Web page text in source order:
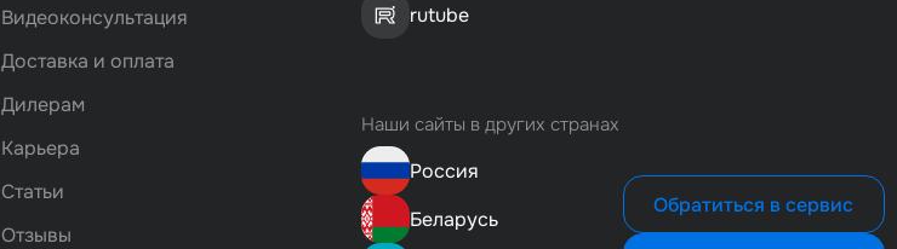
Видеоконсультация
Доставка и оплата
Дилерам
Карьера
Статьи
Отзывы
rutube
Наши сайты в других странах
Россия
Беларусь
Обратиться в сервис